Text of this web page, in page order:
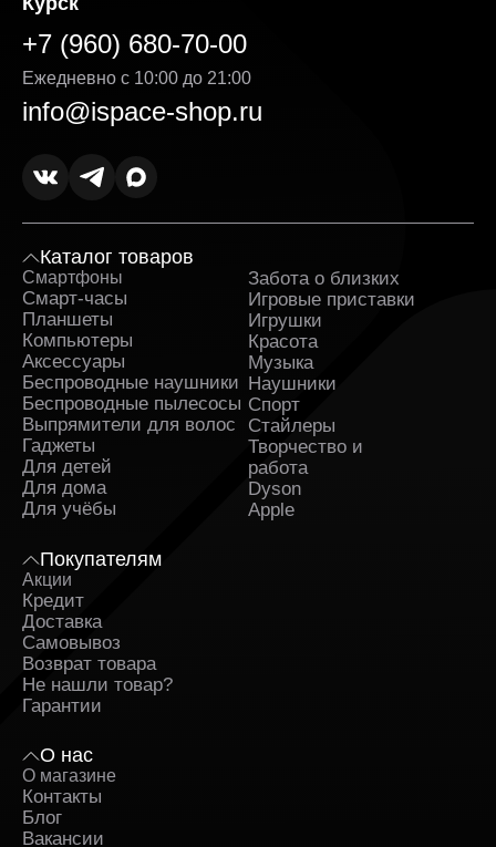
+7 (960) 680-70-00
Ежедневно с 10:00 до 21:00
info@ispace-shop.ru
Каталог товаров
Смартфоны
Смарт-часы
Планшеты
Компьютеры
Аксессуары
Беспроводные наушники
Беспроводные пылесосы
Выпрямители для волос
Гаджеты
Для детей
Для дома
Для учёбы
Забота о близких
Игровые приставки
Игрушки
Красота
Музыка
Наушники
Спорт
Стайлеры
Творчество и
работа
Dyson
Apple
Покупателям
Акции
Кредит
Доставка
Самовывоз
Возврат товара
Не нашли товар?
Гарантии
О нас
О магазине
Контакты
Блог
Вакансии